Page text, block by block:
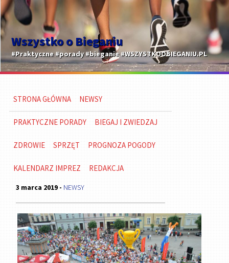
Wszystko o Bieganiu
#Praktyczne #porady #bieganie #WSZYSTKOOBIEGANIU.PL
STRONA GŁÓWNA NEWSY
PRAKTYCZNE PORADY BIEGAJ I ZWIEDZAJ
ZDROWIE SPRZĘT PROGNOZA POGODY
KALENDARZ IMPREZ REDAKCJA
3 marca 2019 - NEWSY